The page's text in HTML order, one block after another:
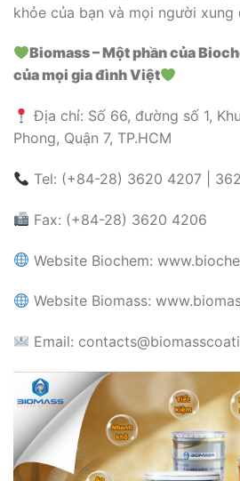
khỏe của bạn và mọi người xung
Biomass – Một phần của
của mọi gia đình Việt
Địa chỉ: Số 66, đường số 1,
Phong, Quận 7, TP.HCM
Tel: (+84-28) 3620 4207 |
Fax: (+84-28) 3620 4206
Website Biochem:
Website Biomass:
Email: